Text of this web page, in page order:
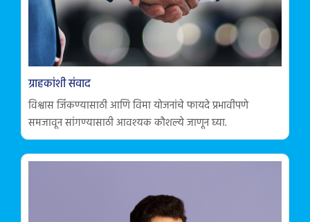
ग्राहकांशी संवाद
विश्वास जिंकण्यासाठी आणि विमा योजनांचे फायदे प्रभावीपणे
समजावून सांगण्यासाठी आवश्यक कौशल्ये जाणून घ्या.